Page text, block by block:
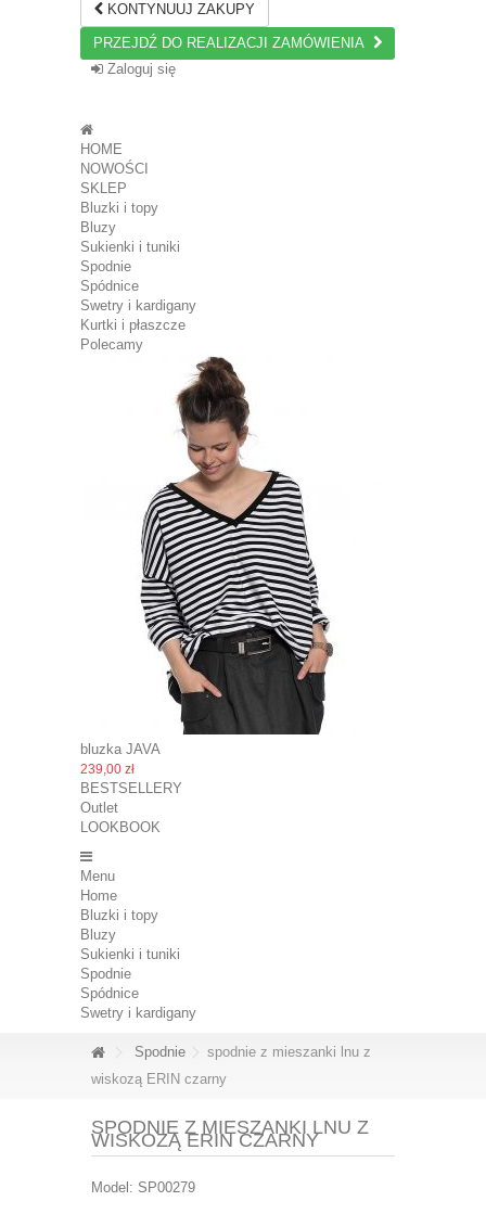
KONTYNUUJ ZAKUPY
PRZEJDŹ DO REALIZACJI ZAMÓWIENIA
Zaloguj się
HOME
NOWOŚCI
SKLEP
Bluzki i topy
Bluzy
Sukienki i tuniki
Spodnie
Spódnice
Swetry i kardigany
Kurtki i płaszcze
Polecamy
bluzka JAVA
239,00 zł
BESTSELLERY
Outlet
LOOKBOOK
Menu
Home
Bluzki i topy
Bluzy
Sukienki i tuniki
Spodnie
Spódnice
Swetry i kardigany
Spodnie
spodnie z mieszanki lnu z
wiskozą ERIN czarny
SPODNIE Z MIESZANKI LNU Z
WISKOZĄ ERIN CZARNY
Model: SP00279